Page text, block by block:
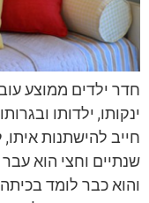
חדר ילדים ממוצע
ינקותו, ילדותו
חייב להישתנות
שנתיים וחצי הוא
והוא כבר לומד